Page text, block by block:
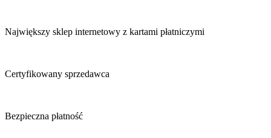
Największy sklep internetowy z kartami płatniczymi
Certyfikowany sprzedawca
Bezpieczna płatność